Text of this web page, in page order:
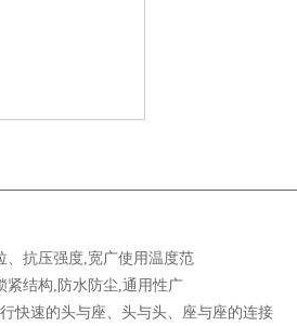
抗压强度,宽广使用温度范
结构,防水防尘,通用性广
速的头与座、头与头、座与座的连接